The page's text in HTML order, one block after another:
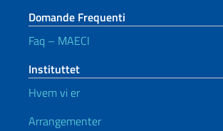
Domande Frequenti
Faq – MAECI
Instituttet
Hvem vi er
Arrangementer